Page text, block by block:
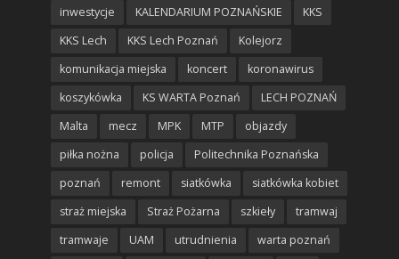
inwestycje
KALENDARIUM POZNAŃSKIE
KKS
KKS Lech
KKS Lech Poznań
Kolejorz
komunikacja miejska
koncert
koronawirus
koszykówka
KS WARTA Poznań
LECH POZNAŃ
Malta
mecz MPK MTP
objazdy
piłka nożna
policja
Politechnika Poznańska
poznań
remont siatkówka
siatkówka kobiet
straż miejska
Straż Pożarna szkieły
tramwaj
tramwaje
UAM utrudnienia
warta poznań